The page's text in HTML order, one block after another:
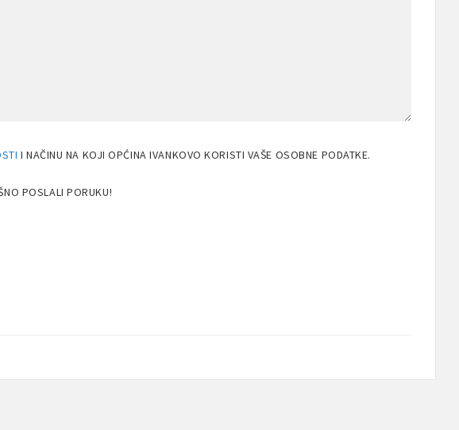
I NAČINU NA KOJI OPĆINA IVANKOVO KORISTI VAŠE OSOBNE PODATKE.
POSLALI PORUKU!